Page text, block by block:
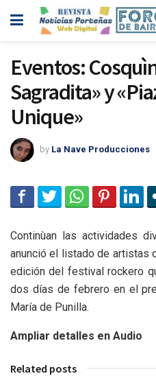
Eventos:
Sagradita» y
Unique»
by La Nave Producciones
Continùan las actividades
anunció el listado de artistas
edición del festival rockero
dos días de febrero en el
María de Punilla.
Ampliar detalles en Audio
Related posts